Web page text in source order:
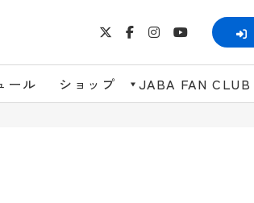
ール ショップ JABA FAN CLUB